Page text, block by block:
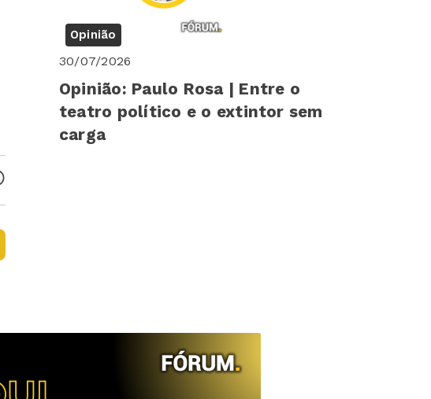
Opinião
30/07/2026
Opinião: Paulo Rosa | Entre o
teatro político e o extintor sem
carga